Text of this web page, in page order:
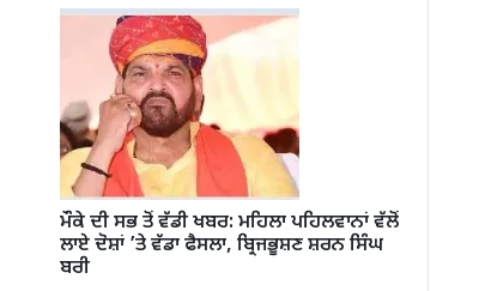
ਮੌਕੇ ਦੀ ਸਭ ਤੋਂ ਵੱਡੀ ਖਬਰ: ਮਹਿਲਾ ਪਹਿਲਵਾਨਾਂ ਵੱਲੋਂ
ਲਾਏ ਦੋਸ਼ਾਂ ’ਤੇ ਵੱਡਾ ਫੈਸਲਾ, ਬ੍ਰਿਜਭੂਸ਼ਣ ਸ਼ਰਨ ਸਿੰਘ
ਬਰੀ